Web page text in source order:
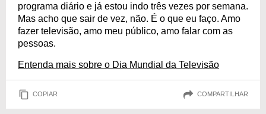
programa diário e já estou indo três vezes por semana.
Mas acho que sair de vez, não. É o que eu faço. Amo
fazer televisão, amo meu público, amo falar com as
pessoas.
Entenda mais sobre o Dia Mundial da Televisão
COPIAR COMPARTILHAR